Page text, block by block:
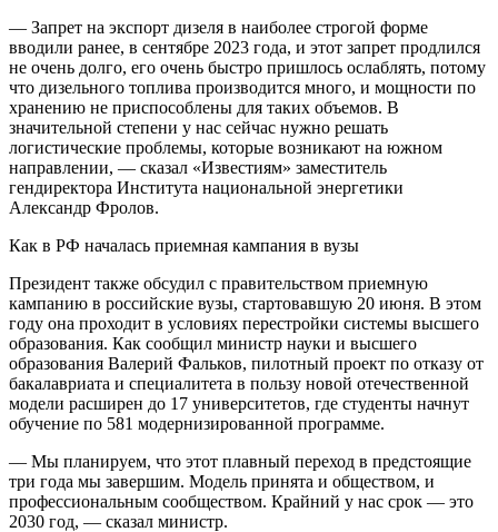
— Запрет на экспорт дизеля в наиболее строгой форме
вводили ранее, в сентябре 2023 года, и этот запрет продлился
не очень долго, его очень быстро пришлось ослаблять, потому
что дизельного топлива производится много, и мощности по
хранению не приспособлены для таких объемов. В
значительной степени у нас сейчас нужно решать
логистические проблемы, которые возникают на южном
направлении, — сказал «Известиям» заместитель
гендиректора Института национальной энергетики
Александр Фролов.
Как в РФ началась приемная кампания в вузы
Президент также обсудил с правительством приемную
кампанию в российские вузы, стартовавшую 20 июня. В этом
году она проходит в условиях перестройки системы высшего
образования. Как сообщил министр науки и высшего
образования Валерий Фальков, пилотный проект по отказу от
бакалавриата и специалитета в пользу новой отечественной
модели расширен до 17 университетов, где студенты начнут
обучение по 581 модернизированной программе.
— Мы планируем, что этот плавный переход в предстоящие
три года мы завершим. Модель принята и обществом, и
профессиональным сообществом. Крайний у нас срок — это
2030 год, — сказал министр.